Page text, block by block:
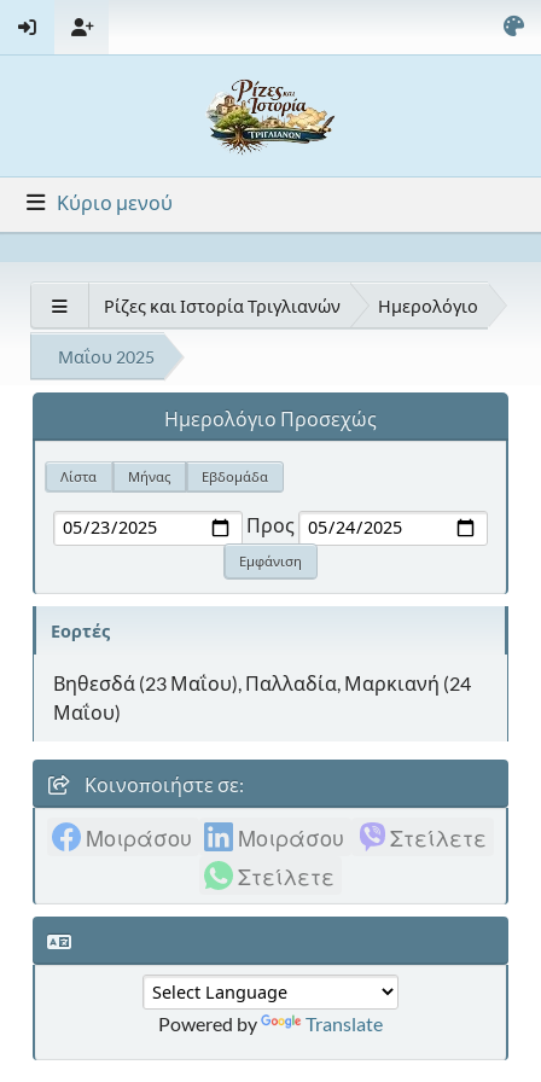
Κύριο μενού
Ρίζες και Ιστορία Τριγλιανών Ημερολόγιο
Μαΐου 2025
Ημερολόγιο Προσεχώς
Λίστα Μήνας Εβδομάδα
Προς
Εορτές
Βηθεσδά (23 Μαΐου), Παλλαδία, Μαρκιανή (24
Μαΐου)
Κοινοποιήστε σε:
Μοιράσου Μοιράσου
Στείλετε
Στείλετε
Powered by Translate